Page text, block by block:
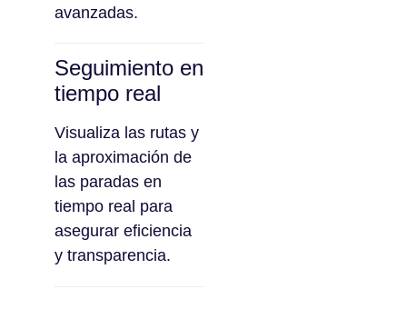
avanzadas.
Seguimiento en
tiempo real
Visualiza las rutas y
la aproximación de
las paradas en
tiempo real para
asegurar eficiencia
y transparencia.